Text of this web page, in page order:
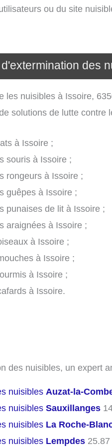
ou du site
des
les nuisibles à Issoire,
solutions de lutte contre
à Issoire ;
souris à Issoire ;
rongeurs à Issoire ;
guêpes à Issoire ;
punaises de lit à Issoire ;
araignées à Issoire ;
à Issoire ;
à Issoire ;
à Issoire ;
à Issoire.
des nuisibles, un expert
nuisibles Auzat-la-
nuisibles Sauxillanges
nuisibles La Roche-
nuisibles Lempdes